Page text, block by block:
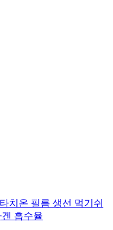
치온 필름 생선 먹기쉬
흡수율